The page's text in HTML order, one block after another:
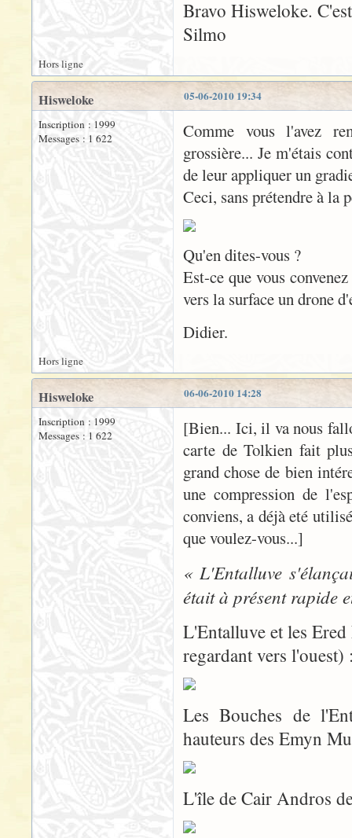
Bravo Hisweloke.
Silmo
Hors ligne
05-06-2010 19:34
Hisweloke
Inscription : 1999
Messages : 1 622
Comme vous l'avez
grossière... Je m'étais
de leur appliquer un
Ceci, sans prétendre à la
Qu'en dites-vous ?
Est-ce que vous
vers la surface un drone
Didier.
Hors ligne
06-06-2010 14:28
Hisweloke
Inscription : 1999
Messages : 1 622
[Bien... Ici, il va nous
carte de Tolkien fait
grand chose de bien
une compression de
conviens, a déjà eté
que voulez-vous...]
« L'Entalluve
était à présent rapide
L'Entalluve et les
regardant vers l'ouest)
Les Bouches de
hauteurs des Emyn
L'île de Cair Andros